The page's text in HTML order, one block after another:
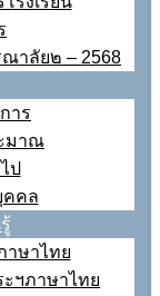
ณาลัย๒ – 2568
าร
มาณ
ป
คคล
าษาไทย
ะฯภาษาไทย